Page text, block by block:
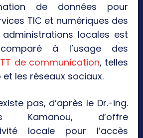
de données pour
TIC et numériques des
locales est
à l’usage des
de communication, telles
les réseaux sociaux.
pas, d’après le Dr.-ing.
Kamanou, d’offre
locale pour l’accès